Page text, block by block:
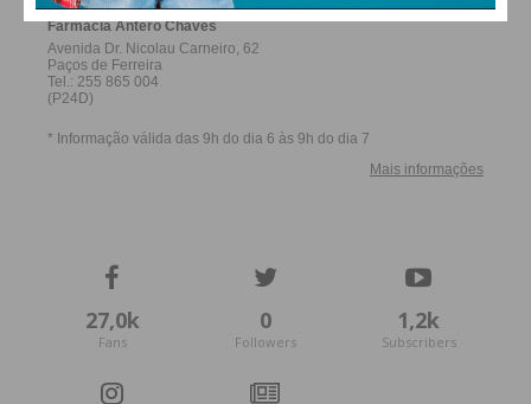
27,0k
Fans
0
Followers
1,2k
Subscribers